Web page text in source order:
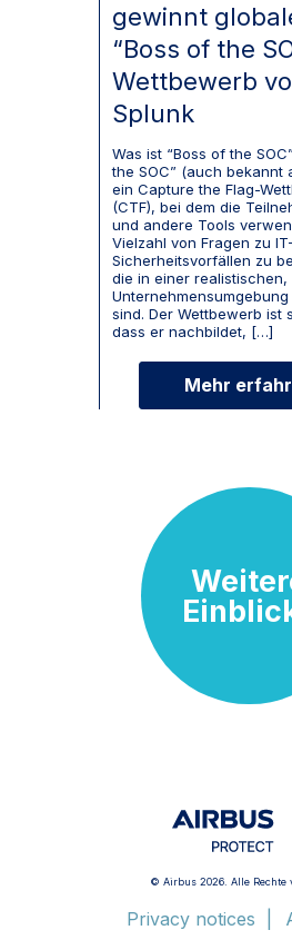
gewinnt
“Boss of the
Wettbewerb
Splunk
Was ist “Boss of the
the SOC” (auch bekannt
ein Capture the Flag-
(CTF), bei dem die
und andere Tools
Vielzahl von Fragen zu IT-
Sicherheitsvorfällen zu
die in einer realistischen,
sind. Der Wettbewerb ist
dass er nachbildet, […]
Mehr
© Airbus 2026. Alle Rechte
Privacy notices